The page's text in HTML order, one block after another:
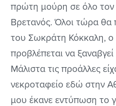
πρώτη μούρη σε όλο τον
Βρετανός. Όλοι τώρα θα
του Σωκράτη Κόκκαλη, ο
προβλέπεται να
Μάλιστα τις προάλλες
νεκροταφείο εδώ στην
μου έκανε εντύπωση το